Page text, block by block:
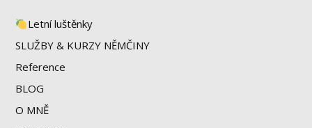
Letní luštěnky
SLUŽBY & KURZY NĚMČINY
Reference
BLOG
O MNĚ